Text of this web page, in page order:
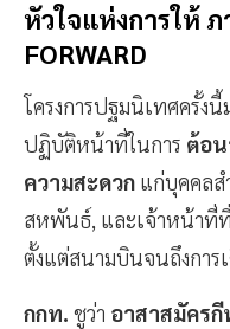
หัวใจแห่งการให้
FORWARD
โครงการปฐมนิเทศครั้ง
ปฏิบัติหน้าที่ในการ ต้อ
ความสะดวก แก่บุคคล
สหพันธ์, และเจ้าหน้าที่
ตั้งแต่สนามบินจนถึงการ
กกท. ชูว่า อาสาสมัครกี